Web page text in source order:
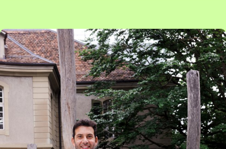
Artikel: Journée bernoise sans portable